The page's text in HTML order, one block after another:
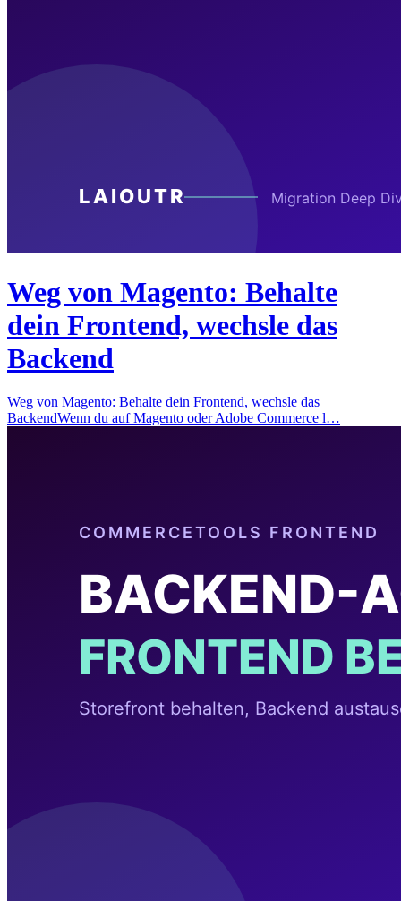
Weg von Magento: Behalte
dein Frontend, wechsle das
Backend
Weg von Magento: Behalte dein Frontend, wechsle das
BackendWenn du auf Magento oder Adobe Commerce l…